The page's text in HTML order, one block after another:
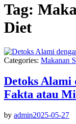
Tag:
Diet
Categories: Makanan
Detoks Alami
Fakta atau
by admin2025-05-27